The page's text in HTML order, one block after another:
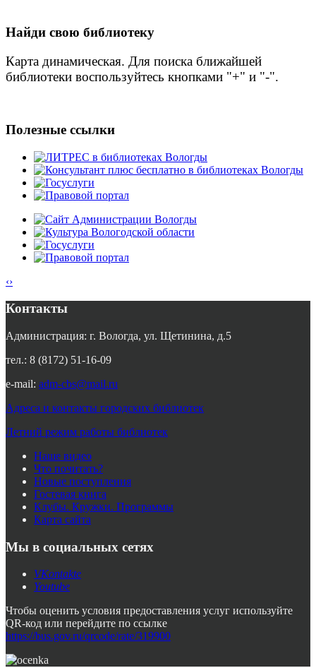
Найди свою библиотеку
Карта динамическая. Для поиска ближайшей
библиотеки воспользуйтесь кнопками "+" и "-".
Полезные ссылки
‹›
Контакты
Администрация: г. Вологда, ул. Щетинина, д.5
тел.: 8 (8172) 51-16-09
e-mail: adm-cbs@mail.ru
Адреса и контакты городских библиотек
Летний режим работы библиотек
Наше видео
Что почитать?
Новые поступления
Гостевая книга
Клубы. Кружки. Программы
Карта сайта
Мы в социальных сетях
VKontakte
Youtube
Чтобы оценить условия предоставления услуг используйте
QR-код или перейдите по ссылке
https://bus.gov.ru/qrcode/rate/319900